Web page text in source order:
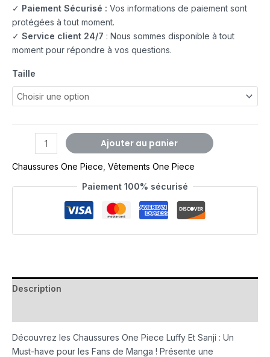
✓ Paiement Sécurisé : Vos informations de paiement sont
protégées à tout moment.
✓ Service client 24/7 : Nous sommes disponible à tout
moment pour répondre à vos questions.
Taille
Ajouter au panier
Chaussures One Piece Vêtements One Piece
Paiement 100% sécurisé
Description
Découvrez les Chaussures One Piece Luffy Et Sanji : Un
Must-have pour les Fans de Manga ! Présente une